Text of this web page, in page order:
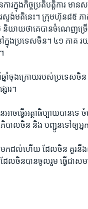
ារ​ក្នុង​កិច្ច​ប្រតិបត្ដិការ​
រ​ស្ទង់​មតិ​នេះ។ ក្រុមហ៊ុន​៨
និយាយ​ថា​គេ​បាន​ចំណេញ​ច្
ៅ​ក្នុង​ប្រទេស​ចិន។​ ៤១ ​ភា
នាំ​ចុង​ក្រោយ​របស់​ប្រទេស​ចិន
ារ។
អាច​ធ្វើ​អត្ថាធិប្បាយ​បាន​ទ
ាភិបាល​ចិន និង បញ្ជូន​ទៅ​ឲ្យ​
ក​ដល់​ហើយ​ ដែល​ចិន​ គួរ​នឹង​ពន្
ល​ចិន​បាន​ចូល​រួម​ ធ្វើ​ជា​ស